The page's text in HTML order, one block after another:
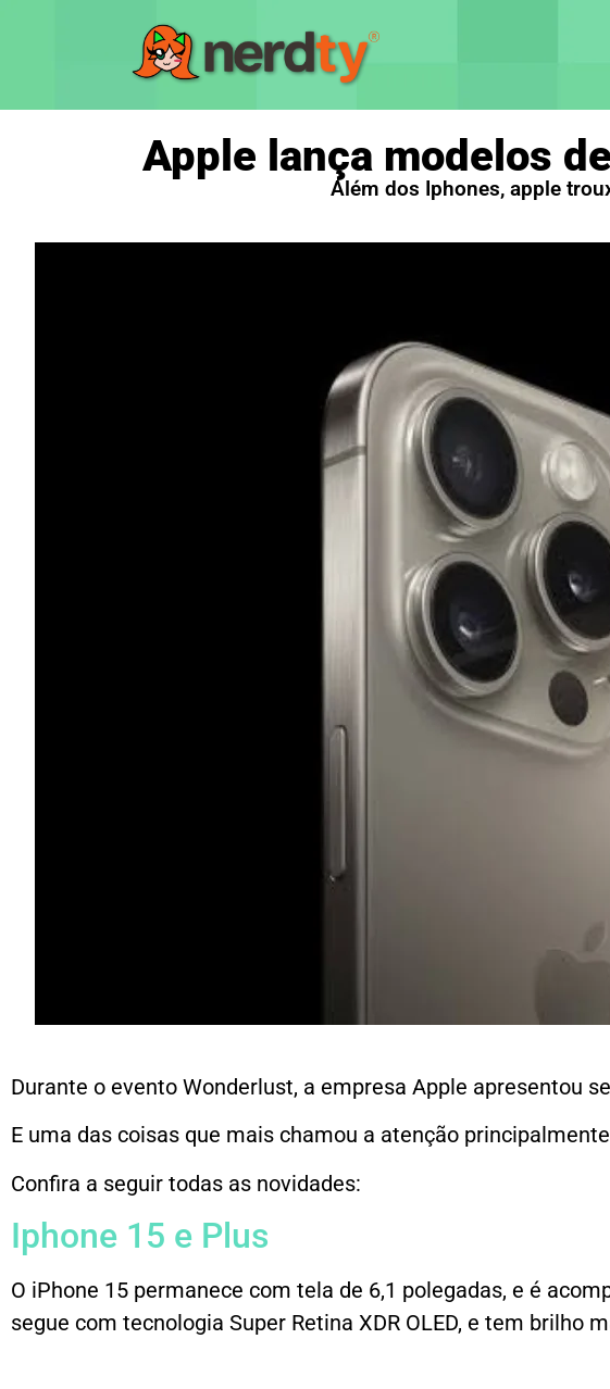
Apple lança modelos
Além dos Iphones, apple
Durante o evento Wonderlust, a empresa Apple apresentou
E uma das coisas que mais chamou a atenção
Confira a seguir todas as novidades:
Iphone 15 e Plus
O iPhone 15 permanece com tela de 6,1 polegadas, e é
segue com tecnologia Super Retina XDR OLED, e tem brilho